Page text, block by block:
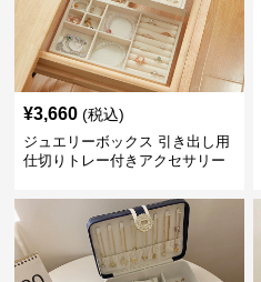
¥3,660 (税込)
ジュエリーボックス 引き出し用
仕切りトレー付きアクセサリー